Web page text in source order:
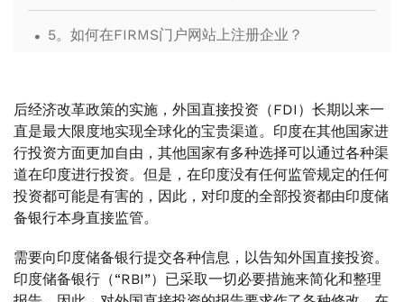
. 5。如何在FIRMS门户网站上注册企业？
. 7。结论
后经济改革政策的实施，外国直接投资（FDI）长期以来一
直是最大限度地实现全球化的宝贵渠道。印度在其他国家进
行投资方面更加自由，其他国家有多种选择可以通过各种渠
道在印度进行投资。但是，在印度没有任何监管规定的任何
投资都可能是有害的，因此，对印度的全部投资都由印度储
备银行本身直接监管。
需要向印度储备银行提交各种信息，以告知外国直接投资。
印度储备银行（“RBI”）已采取一切必要措施来简化和整理